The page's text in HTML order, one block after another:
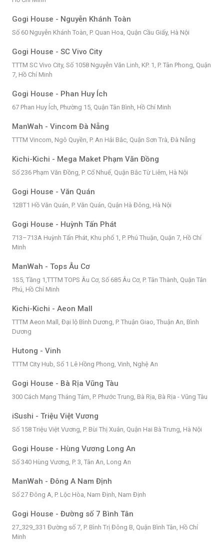
Gogi House - Nguyễn Khánh Toàn
Số 60 Nguyễn Khánh Toàn, P. Quan Hoa, Quận Cầu Giấy, Hà Nội
Gogi House - SC Vivo City
TTTM SC Vivo City, Số 1058 Nguyễn Văn Linh, KP. 1, P. Tân Phong, Quận
7, Hồ Chí Minh
Gogi House - Phan Huy Ích
67 Phan Huy Ích, Phường 15, Quận Tân Bình, Hồ Chí Minh
ManWah - Vincom Đà Nẵng
TTTM Vincom, Ngô Quyền, P. An Hải Bắc, Quận Sơn Trà, Đà Nẵng
Kichi-Kichi - Mega Maket Phạm Văn Đồng
Số 236 Phạm Văn Đồng, P. Cổ Nhuế, Quận Bắc Từ Liêm, Hà Nội
Gogi House - Văn Quán
12BT1 Hồ Văn Quán, P. Văn Quán, Quận Hà Đông, Hà Nội
Gogi House - Huỳnh Tấn Phát
713–713A Huỳnh Tấn Phát, Khu phố 1, P. Phú Thuận, Quận 7, Hồ Chí
Minh
ManWah - Tops Âu Cơ
1S5, Tầng 1,TTTM TOPS Âu Cơ, Số 685 Âu Cơ, P. Tân Thành, Quận Tân
Phú, Hồ Chí Minh
Kichi-Kichi - Aeon Mall
TTTM Aeon Mall, Đại lộ Bình Dương, P. Thuận Giao, Thuận An, Bình
Dương
Hutong - Vinh
TTTM City Hub, Số 1 Lê Hồng Phong, Vinh, Nghệ An
Gogi House - Bà Rịa Vũng Tàu
300 Cách Mạng Tháng Tám, P. Phước Trung, Bà Rịa, Bà Rịa - Vũng Tàu
iSushi - Triệu Việt Vương
Số 158 Triệu Việt Vương, P. Bùi Thị Xuân, Quận Hai Bà Trưng, Hà Nội
Gogi House - Hùng Vương Long An
Số 340 Hùng Vương, P. 3, Tân An, Long An
ManWah - Đông A Nam Định
Số 27 Đông A, P. Lộc Hòa, Nam Định, Nam Định
Gogi House - Đường số 7 Bình Tân
27_329_331 Đường số 7, P. Bình Trị Đông B, Quận Bình Tân, Hồ Chí
Minh